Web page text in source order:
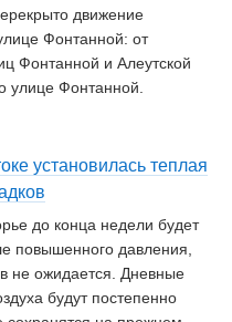
движение
Фонтанной: от
Фонтанной и Алеутской
Фонтанной.
установилась теплая
до конца недели будет
повышенного давления,
не ожидается. Дневные
будут постепенно